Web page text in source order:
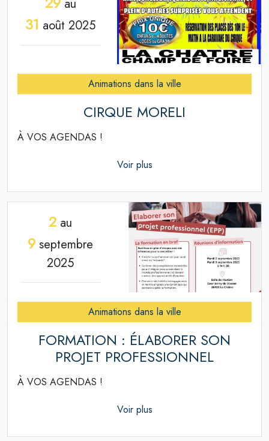
au
31 août 2025
Animations dans la ville
CIRQUE MORELI
À VOS AGENDAS !
Voir plus
2 au
9 septembre
2025
Animations dans la ville
FORMATION : ÉLABORER SON
PROJET PROFESSIONNEL
À VOS AGENDAS !
Voir plus